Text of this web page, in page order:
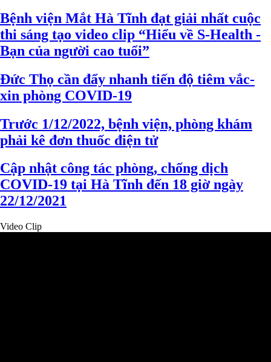
Bệnh viện Mắt Hà Tĩnh đạt giải nhất cuộc
thi sáng tạo video clip “Hiểu về S-Health -
Bạn của người cao tuổi”
Đức Thọ cần đẩy nhanh tiến độ tiêm vắc-
xin phòng COVID-19
Trước 1/12/2022, bệnh viện, phòng khám
phải kê đơn thuốc điện tử
Cập nhật công tác phòng, chống dịch
COVID-19 tại Hà Tĩnh đến 18 giờ ngày
22/12/2021
Video Clip